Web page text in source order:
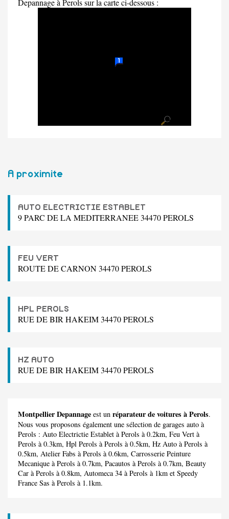
Depannage à Perols sur la carte ci-dessous :
A proximite
AUTO ELECTRICTIE ESTABLET
9 PARC DE LA MEDITERRANEE 34470 PEROLS
FEU VERT
ROUTE DE CARNON 34470 PEROLS
HPL PEROLS
RUE DE BIR HAKEIM 34470 PEROLS
HZ AUTO
RUE DE BIR HAKEIM 34470 PEROLS
Montpellier Depannage est un réparateur de voitures à Perols.
Nous vous proposons également une sélection de garages auto à
Perols : Auto Electrictie Establet à Perols à 0.2km, Feu Vert à
Perols à 0.3km, Hpl Perols à Perols à 0.5km, Hz Auto à Perols à
0.5km, Atelier Fabs à Perols à 0.6km, Carrosserie Peinture
Mecanique à Perols à 0.7km, Pacautos à Perols à 0.7km, Beauty
Car à Perols à 0.8km, Automeca 34 à Perols à 1km et Speedy
France Sas à Perols à 1.1km.